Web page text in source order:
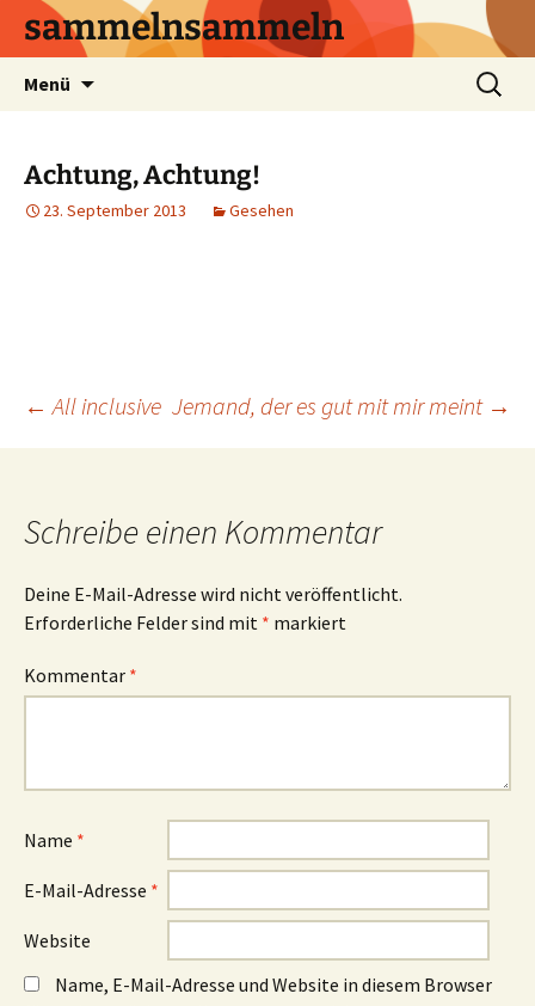
sammelnsammeln
Menü
Suchen
nach:
Achtung, Achtung!
23. September 2013 Gesehen
Beitrags-
← All inclusive Jemand, der es gut mit mir meint →
Schreibe einen Kommentar
Deine E-Mail-Adresse wird nicht veröffentlicht.
Erforderliche Felder sind mit * markiert
Kommentar *
Name *
E-Mail-Adresse *
Website
Name, E-Mail-Adresse und Website in diesem Browser